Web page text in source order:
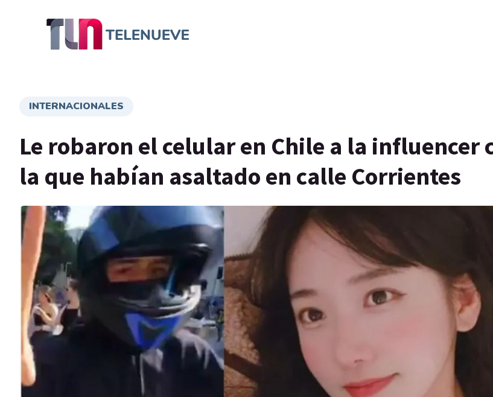
INTERNACIONALES
Le robaron el celular en Chile a la influencer
la que habían asaltado en calle Corrientes